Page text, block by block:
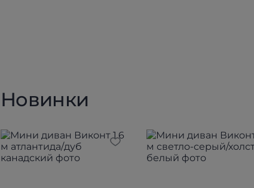
Новинки